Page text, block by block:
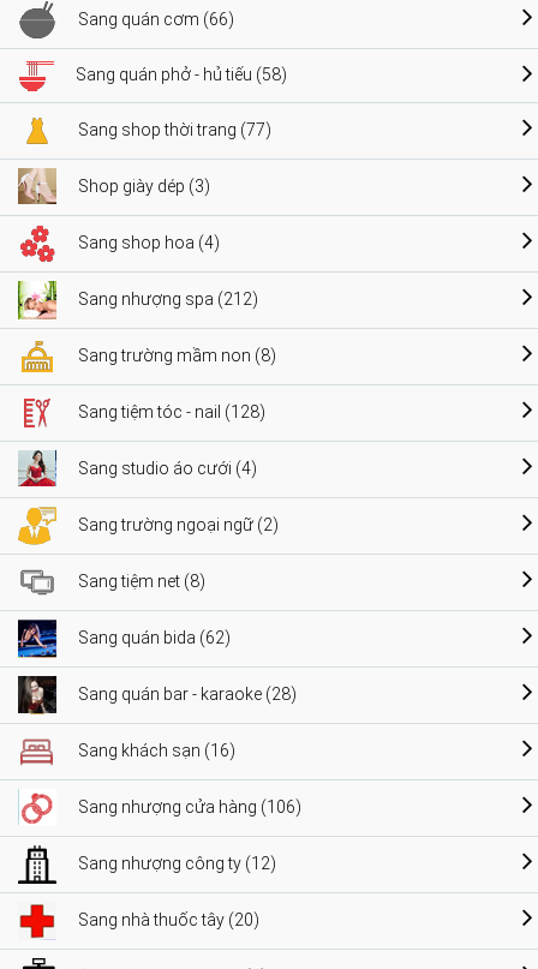
Sang quán cơm (66)
Sang quán phở - hủ tiếu (58)
Sang shop thời trang (77)
Shop giày dép (3)
Sang shop hoa (4)
Sang nhượng spa (212)
Sang trường mầm non (8)
Sang tiệm tóc - nail (128)
Sang studio áo cưới (4)
Sang trường ngoại ngữ (2)
Sang tiệm net (8)
Sang quán bida (62)
Sang quán bar - karaoke (28)
Sang khách sạn (16)
Sang nhượng cửa hàng (106)
Sang nhượng công ty (12)
Sang nhà thuốc tây (20)